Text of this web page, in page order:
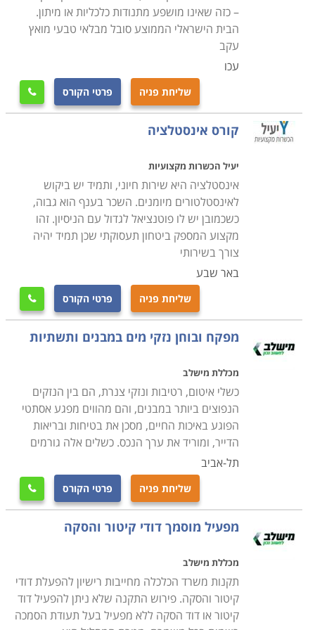
היכן ממוקמת צנרת המים, הביוב והאיוורור שלו, טיפול
בנזילות והתקנות של מערכות אינסטלציה, אסלות וכלים
סניטריים, ברזים, מערכות חימום מים, זיהוי כשלים בציוד
ומערכות הצנרת והסיבות להם, התקנה, תיקון ואחזקה של
מתקני אינסטלציה פרטיים, מסחריים ותעשייתיים, כיווני
זרימה, תגובות כימיות ופיזיקליות של מים כשבאים במגע עם
חומרים שונים, זיהוי וסימון נקודות חיבור ומעברים של
צינורות בקירות ותחת רצפות, מדידה, חיתוך, כיפוף, השחלת
והברגת צנרת באופן ידני ובאמצעות ציוד מקצועי, טיפול
במערכות דודי שמש, חיבור צינורות ואבזרים באמצעות
שיטות הלחמה, מתאמים, חיבורים, מצמדים ומסעפים שונים,
בדיקת ואומדן דליפות בצינורות באמצעות מד לחץ מים
ואוויר. כל אלו מתוך מודעות והענות לכל תקני הבקרה
והבטיחות על פי תקנות החוק ואבטחת האיכות הנדרשת
מבעל מקצוע אחראי.
הכשרה והסמכה רשמית
הקורס היסוד אורך לרוב כחצי שנה בלימודי ערב, או לימודי
בוקר מרוכזים, ובסיומו יש לעבור בהצלחה בחינת הסמכה
של משרד התעשייה, המסחר והתעסוקה. תנאי הקבלה
בעצם פתוחים לכל, ואינם דורשים אפילו תעודת סיום
תיכונית. מי שסיים את הלימודים בהצלחה ועבר את הבחינה
הממשלתית רשאי להתחיל לעבוד כשרברב, אם כשכיר
בחברה או כעצמאי. ראוי לציין בנושא זה כי למרות היותו של
המקצוע אפרורי במידת מה, הוא מבוקש ורווחי מאוד.
סוד גלוי הוא כי כמו אצל קוסמטיקאיות או מורים פרטיים,
מתגלגל בענף זה הרבה "כסף שחור", אך למרות היותם של
המספרים הרשמיים מוטים כלפי מטה בשל כך, עדיין
הנתונים מרשימים בהחלט; על פי דיווחי משרד הכלכלה
לשנת 2013, שכרו ההתחלתי של שרברב הוא מעל 7000
₪, ומנהלי עבודה זוכים לשכר התחלתי של 12 אלף ₪
– כזה שאינו מושפע מתנודות כלכליות או מיתון.
הבית הישראלי הממוצע סובל מבלאי טבעי מואץ
עקב
עכו
שליחת פניה פרטי הקורס 
קורס אינסטלציה
יעיל הכשרות מקצועיות
אינסטלציה היא שירות חיוני, ותמיד יש ביקוש
לאינסטלטורים מיומנים. השכר בענף הוא גבוה,
כשכמובן יש לו פוטנציאל לגדול עם הניסיון. זהו
מקצוע המספק ביטחון תעסוקתי שכן תמיד יהיה
צורך בשירותי
באר שבע
שליחת פניה פרטי הקורס 
מפקח ובוחן נזקי מים במבנים ותשתיות
מכללת מישלב
כשלי איטום, רטיבות ונזקי צנרת, הם בין הנזקים
הנפוצים ביותר במבנים, והם מהווים מפגע אסתטי
הפוגע באיכות החיים, מסכן את בטיחות ובריאות
הדייר, ומוריד את ערך הנכס. כשלים אלה גורמים
תל-אביב
שליחת פניה פרטי הקורס 
מפעיל מוסמך דודי קיטור והסקה
מכללת מישלב
תקנות משרד הכלכלה מחייבות רישיון להפעלת דודי
קיטור והסקה. פירוש התקנה שלא ניתן להפעיל דוד
קיטור או דוד הסקה ללא מפעיל בעל תעודת הסמכה